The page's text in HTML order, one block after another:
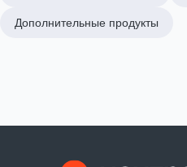
Дополнительные продукты
обработку